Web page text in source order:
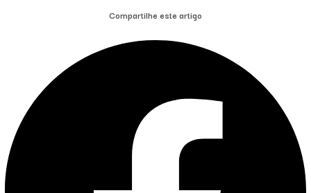
Compartilhe este artigo